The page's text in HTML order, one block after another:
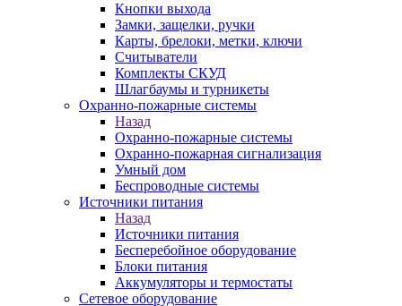
Кнопки выхода
Замки, защелки, ручки
Карты, брелоки, метки, ключи
Считыватели
Комплекты СКУД
Шлагбаумы и турникеты
Охранно-пожарные системы
Назад
Охранно-пожарные системы
Охранно-пожарная сигнализация
Умный дом
Беспроводные системы
Источники питания
Назад
Источники питания
Бесперебойное оборудование
Блоки питания
Аккумуляторы и термостаты
Сетевое оборудование